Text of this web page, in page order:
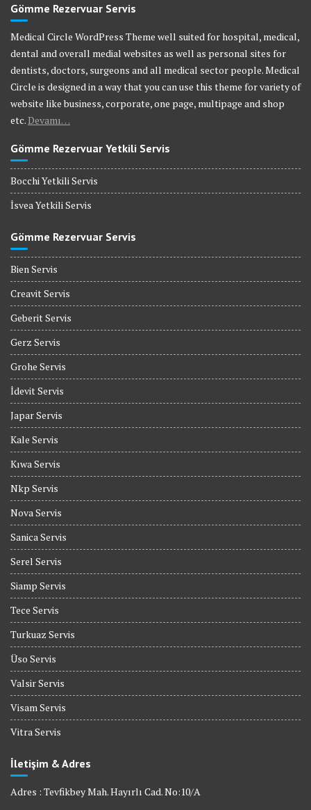
Gömme Rezervuar Servis
Medical Circle WordPress Theme well suited for hospital, medical,
dental and overall medial websites as well as personal sites for
dentists, doctors, surgeons and all medical sector people. Medical
Circle is designed in a way that you can use this theme for variety of
website like business, corporate, one page, multipage and shop
etc. Devamı…
Gömme Rezervuar Yetkili Servis
Bocchi Yetkili Servis
İsvea Yetkili Servis
Gömme Rezervuar Servis
Bien Servis
Creavit Servis
Geberit Servis
Gerz Servis
Grohe Servis
İdevit Servis
Japar Servis
Kale Servis
Kıwa Servis
Nkp Servis
Nova Servis
Sanica Servis
Serel Servis
Siamp Servis
Tece Servis
Turkuaz Servis
Üso Servis
Valsir Servis
Visam Servis
Vitra Servis
İletişim & Adres
Adres : Tevfikbey Mah. Hayırlı Cad. No:10/A